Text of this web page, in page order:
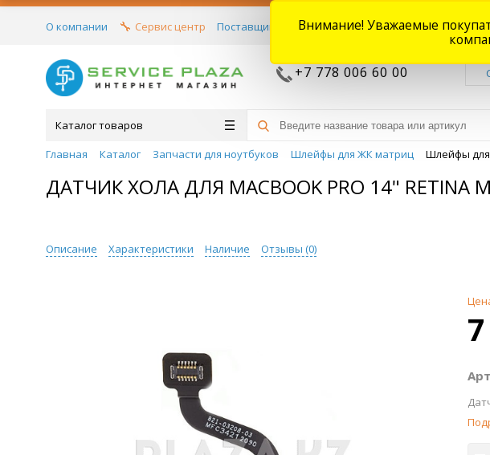
О компании Сервис центр Поставщикам Договора Новости Акции
+7 778 006 60 00
Каталог товаров
Главная
Каталог Запчасти для ноутбуков Шлейфы для ЖК матриц Шлейфы
ДАТЧИК ХОЛА ДЛЯ MACBOOK PRO 14"
Описание Характеристики Наличие Отзывы (0)
Внимание! Уважаемые